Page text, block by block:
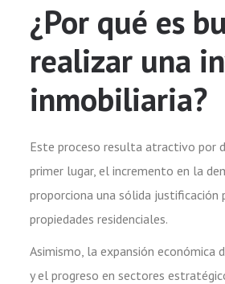
¿Por qué es
realizar una
inmobiliaria?
Este proceso resulta atractivo por
primer lugar, el incremento en la
proporciona una sólida justificación
propiedades residenciales.
Asimismo, la expansión económica
y el progreso en sectores